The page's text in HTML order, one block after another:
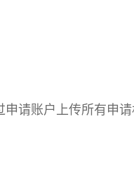
请账户上传所有申请